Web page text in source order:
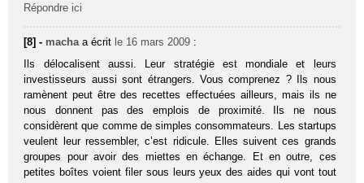
Répondre ici
[8] - macha a écrit le 16 mars 2009 :
Ils délocalisent aussi. Leur stratégie est mondiale et leurs
investisseurs aussi sont étrangers. Vous comprenez ? Ils nous
ramènent peut être des recettes effectuées ailleurs, mais ils ne
nous donnent pas des emplois de proximité. Ils ne nous
considèrent que comme de simples consommateurs. Les startups
veulent leur ressembler, c’est ridicule. Elles suivent ces grands
groupes pour avoir des miettes en échange. Et en outre, ces
petites boîtes voient filer sous leurs yeux des aides qui vont tout